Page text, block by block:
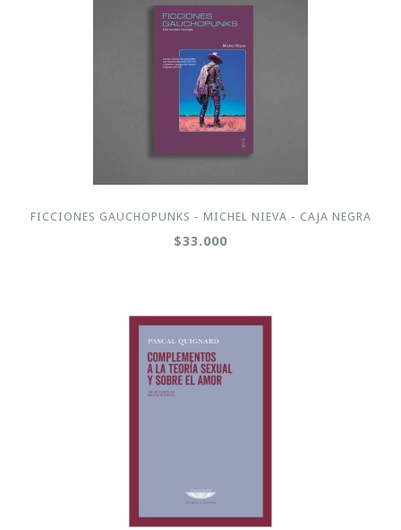
FICCIONES GAUCHOPUNKS - MICHEL NIEVA - CAJA NEGRA
$33.000